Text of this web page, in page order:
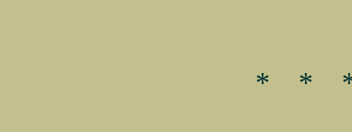
* *